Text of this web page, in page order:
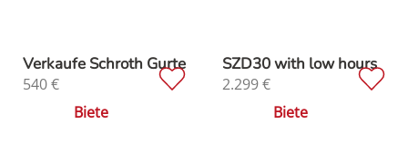
Verkaufe Schroth Gurte
540€
Biete
SZD30 with low hours
2.299€
Biete